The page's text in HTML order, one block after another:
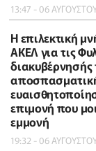
13:47 - 06
Η επιλεκτική
ΑΚΕΛ για τις
διακυβέρνησής
επιμονή που
εμμονή
19:32 - 06